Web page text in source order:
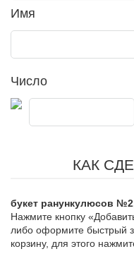
Имя
Число
КАК
букет ранункулюсов
Нажмите кнопку
либо оформите быстрый
корзину, для этого